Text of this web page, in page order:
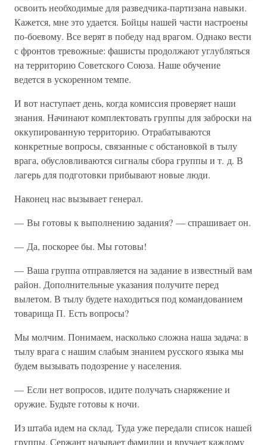
освоить необходимые для разведчика-партизана навыки.
Кажется, мне это удается. Бойцы нашей части настроены
по-боевому. Все верят в победу над врагом. Однако вести
с фронтов тревожные: фашисты продолжают углубляться
на территорию Советского Союза. Наше обучение
ведется в ускоренном темпе.
И вот наступает день, когда комиссия проверяет наши
знания. Начинают комплектовать группы для заброски на
оккупированную территорию. Отрабатываются
конкретные вопросы, связанные с обстановкой в тылу
врага, обусловливаются сигналы сбора группы и т. д. В
лагерь для подготовки прибывают новые люди.
Наконец нас вызывает генерал.
— Вы готовы к выполнению задания? — спрашивает он.
— Да, поскорее бы. Мы готовы!
— Ваша группа отправляется на задание в известный вам
район. Дополнительные указания получите перед
вылетом. В тылу будете находиться под командованием
товарища П. Есть вопросы?
Мы молчим. Понимаем, насколько сложна наша задача: в
тылу врага с нашим слабым знанием русского языка мы
будем вызывать подозрение у населения.
— Если нет вопросов, идите получать снаряжение и
оружие. Будьте готовы к ночи.
Из штаба идем на склад. Туда уже передали список нашей
группы. Сержант называет фамилии и вручает каждому